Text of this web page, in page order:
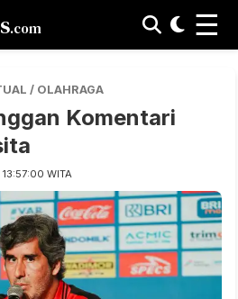
.com ☰
/ OLAHRAGA
Komentari
WITA